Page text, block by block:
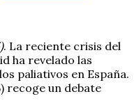
. La reciente crisis del
ha revelado las
paliativos en España.
recoge un debate